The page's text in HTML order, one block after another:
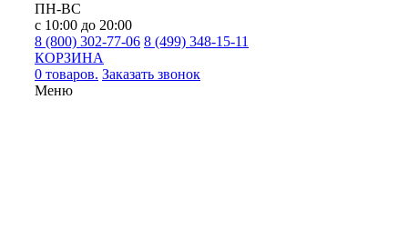
ПН-ВС
с 10:00 до 20:00
8 (800) 302-77-06 8 (499) 348-15-11
КОРЗИНА
0 товаров. Заказать звонок
Меню